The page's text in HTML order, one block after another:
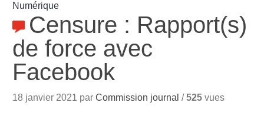
Numérique
Censure : Rapport(s)
de force avec
Facebook
18 janvier 2021 parCommission journal /525 vues